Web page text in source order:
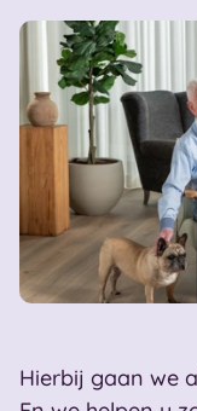
Hierbij gaan we